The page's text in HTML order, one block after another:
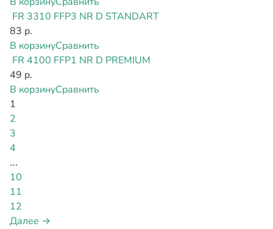
FR 3310 FFP3 NR D STANDART
83 р.
В корзинуСравнить
FR 4100 FFP1 NR D PREMIUM
49 р.
В корзинуСравнить
1
2
3
4
…
10
11
12
Далее →